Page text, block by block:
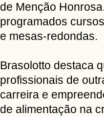
de Menção
programados
e mesas-redondas.
Brasolotto destaca
profissionais de
carreira e
de alimentação na